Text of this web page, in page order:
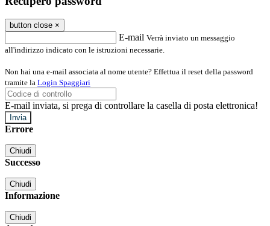
button close ×
E-mail Verrà inviato un messaggio
all'indirizzo indicato con le istruzioni necessarie.
Non hai una e-mail associata al nome utente? Effettua il reset della password
tramite la Login Spaggiari
E-mail inviata, si prega di controllare la casella di posta elettronica!
Errore
Chiudi
Successo
Chiudi
Informazione
Chiudi